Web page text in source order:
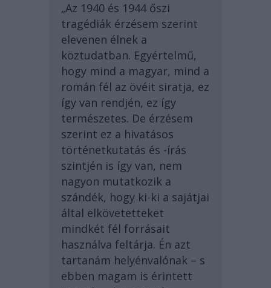
„Az 1940 és 1944 őszi
tragédiák érzésem szerint
elevenen élnek a
köztudatban. Egyértelmű,
hogy mind a magyar, mind a
román fél az övéit siratja, ez
így van rendjén, ez így
természetes. De érzésem
szerint ez a hivatásos
történetkutatás és -írás
szintjén is így van, nem
nagyon mutatkozik a
szándék, hogy ki-ki a sajátjai
által elkövetetteket
mindkét fél forrásait
használva feltárja. Én azt
tartanám helyénvalónak – s
ebben magam is érintett